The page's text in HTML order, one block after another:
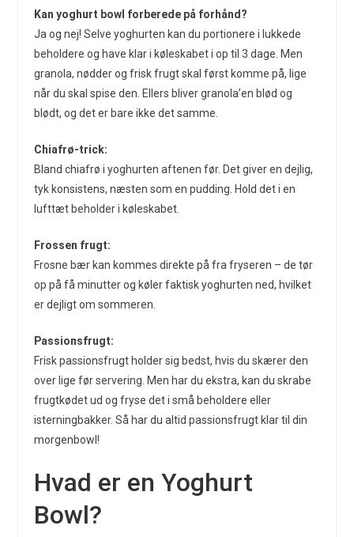
Kan yoghurt bowl forberede på forhånd?
Ja og nej! Selve yoghurten kan du portionere i lukkede
beholdere og have klar i køleskabet i op til 3 dage. Men
granola, nødder og frisk frugt skal først komme på, lige
når du skal spise den. Ellers bliver granola’en blød og
blødt, og det er bare ikke det samme.
Chiafrø-trick:
Bland chiafrø i yoghurten aftenen før. Det giver en dejlig,
tyk konsistens, næsten som en pudding. Hold det i en
lufttæt beholder i køleskabet.
Frossen frugt:
Frosne bær kan kommes direkte på fra fryseren – de tør
op på få minutter og køler faktisk yoghurten ned, hvilket
er dejligt om sommeren.
Passionsfrugt:
Frisk passionsfrugt holder sig bedst, hvis du skærer den
over lige før servering. Men har du ekstra, kan du skrabe
frugtkødet ud og fryse det i små beholdere eller
isterningbakker. Så har du altid passionsfrugt klar til din
morgenbowl!
Hvad er en Yoghurt
Bowl?